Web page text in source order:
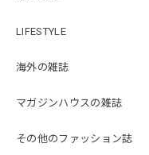
LIFESTYLE
海外の雑誌
マガジンハウスの雑誌
その他のファッション誌